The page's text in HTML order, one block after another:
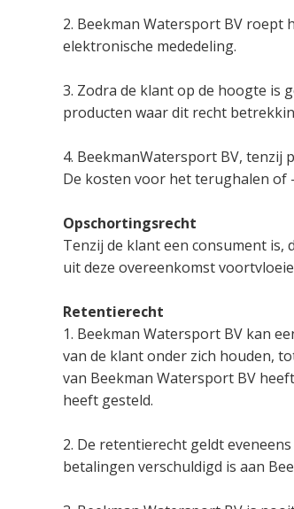
2. Beekman Watersport BV roept
elektronische mededeling.
3. Zodra de klant op de hoogte is
producten waar dit recht
4. BeekmanWatersport BV, tenzij
De kosten voor het terughalen of
Opschortingsrecht
Tenzij de klant een consument is,
uit deze overeenkomst
Retentierecht
1. Beekman Watersport BV kan
van de klant onder zich houden,
van Beekman Watersport BV
heeft gesteld.
2. De retentierecht geldt
betalingen verschuldigd is aan